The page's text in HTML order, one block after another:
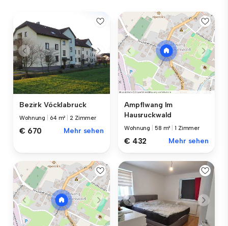
Bezirk Vöcklabruck
Wohnung 64 m² |2 Zimmer
€ 670 Mehr sehen
Ampflwang Im
Hausruckwald
Wohnung 58 m² |1 Zimmer
€ 432 Mehr sehen